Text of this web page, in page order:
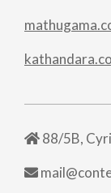
88/5B,